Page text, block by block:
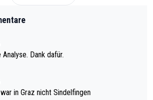
Dank dafür.
in Graz nicht Sindelfingen